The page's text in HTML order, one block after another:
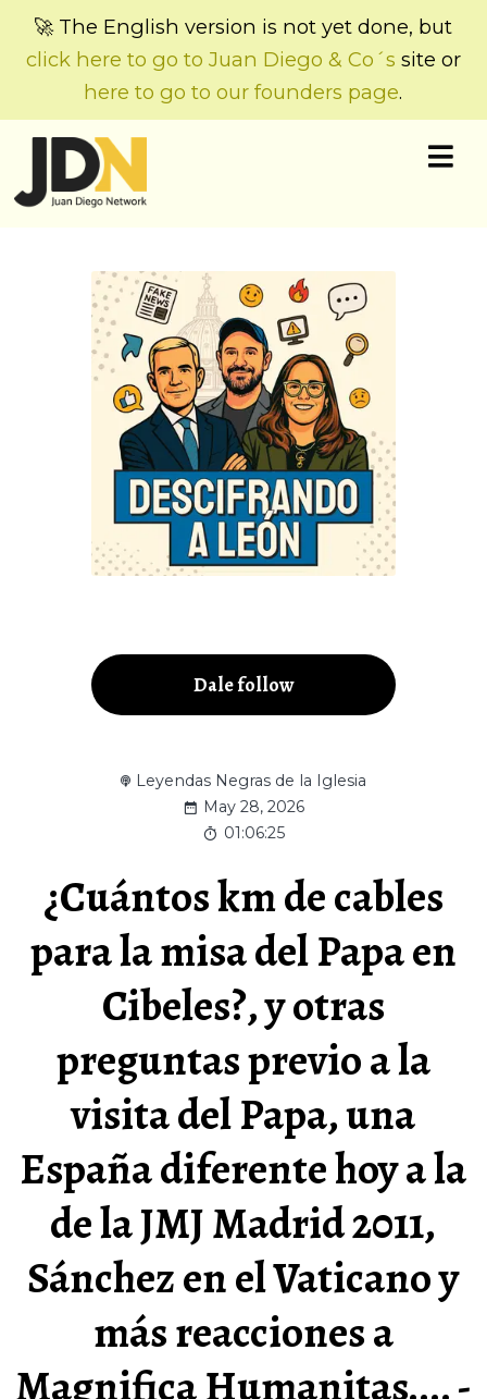
🚀 The English version is not yet done, but
click here to go to Juan Diego & Co´s site or
here to go to our founders page.
Dale follow
Leyendas Negras de la Iglesia
May 28, 2026
01:06:25
¿Cuántos km de cables
para la misa del Papa en
Cibeles?, y otras
preguntas previo a la
visita del Papa, una
España diferente hoy a la
de la JMJ Madrid 2011,
Sánchez en el Vaticano y
más reacciones a
Magnifica Humanitas.... -